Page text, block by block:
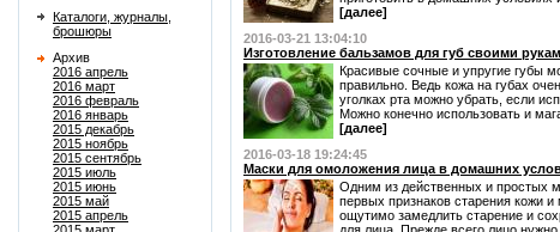
Каталоги, журналы,
брошюры
Архив
2016 апрель
2016 март
2016 февраль
2016 январь
2015 декабрь
2015 ноябрь
2015 сентябрь
2015 июль
2015 июнь
2015 май
2015 апрель
[далее]
2016-03-21 13:04:10
Изготовление бальзамов для губ своими
Красивые сочные и упругие губы
правильно. Ведь кожа на губах
уголках рта можно убрать, если
Можно конечно использовать и
[далее]
2016-03-18 19:24:45
Маски для омоложения лица в домашних
Одним из действенных и простых
первых признаков старения кожи
ощутимо замедлить старение и